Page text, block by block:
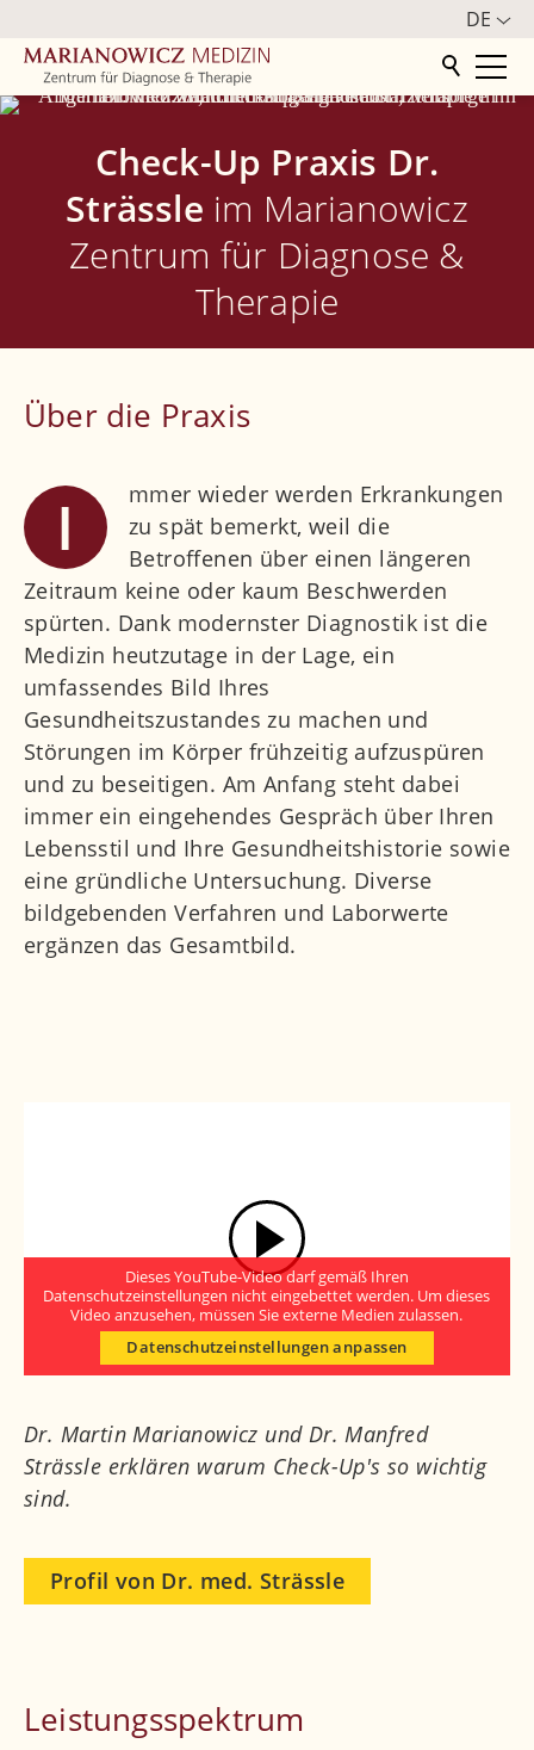
DE
Zentrum
Orthopädie
Weitere Fachbereiche
Kardiologie
Gastroenterologie
Check-up Praxis
Medizinische Kräftigungstherapie
Zentrum für Körperstatik & Sensomotorik
Schulterzentrum
Ärzte
Kontakt
Check-Up Praxis Dr.
Strässle im Marianowicz
Zentrum für Diagnose &
Therapie
Über die Praxis
I
mmer wieder werden Erkrankungen
zu spät bemerkt, weil die
Betroffenen über einen längeren
Zeitraum keine oder kaum Beschwerden
spürten. Dank modernster Diagnostik ist die
Medizin heutzutage in der Lage, ein
umfassendes Bild Ihres
Gesundheitszustandes zu machen und
Störungen im Körper frühzeitig aufzuspüren
und zu beseitigen. Am Anfang steht dabei
immer ein eingehendes Gespräch über Ihren
Lebensstil und Ihre Gesundheitshistorie sowie
eine gründliche Untersuchung. Diverse
bildgebenden Verfahren und Laborwerte
ergänzen das Gesamtbild.
Dieses YouTube-Video darf gemäß Ihren
Datenschutzeinstellungen nicht eingebettet werden. Um dieses
Video anzusehen, müssen Sie externe Medien zulassen.
Datenschutzeinstellungen anpassen
Dr. Martin Marianowicz und Dr. Manfred
Strässle erklären warum Check-Up's so wichtig
sind.
Profil von Dr. med. Strässle
Leistungsspektrum